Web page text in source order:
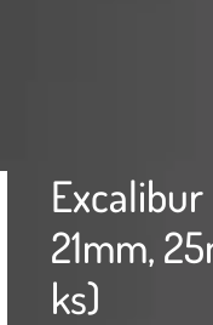
Excalibur
21mm,
ks)